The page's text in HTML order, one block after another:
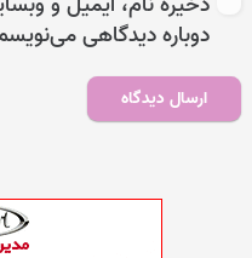
دوباره دیدگاهی
ارسال دیدگاه